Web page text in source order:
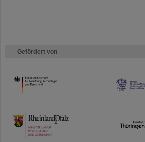
Gefördert von
HMWK
TMWWDG